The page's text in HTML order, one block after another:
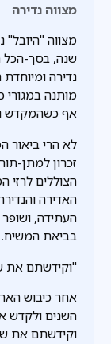
מצווה נדירה
מצווה
שנה, בסך-הכל
נדירה
מוּתנה
אף כשהמקדש
לא הרי ביאור
זכרון למתן-
הצוללים לרזי
האדירה
העתידה,
בביאת המשיח.
"וקידשתם את
אחר כיבוש
השנים ולקדש
וקידשתם את